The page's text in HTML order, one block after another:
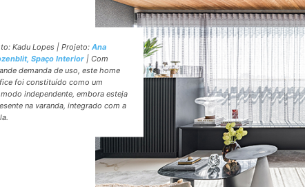
Kadu Lopes | Projeto: Ana
Spaço Interior | Com
demanda de uso, este home
foi constituído como um
independente, embora esteja
na varanda, integrado com a